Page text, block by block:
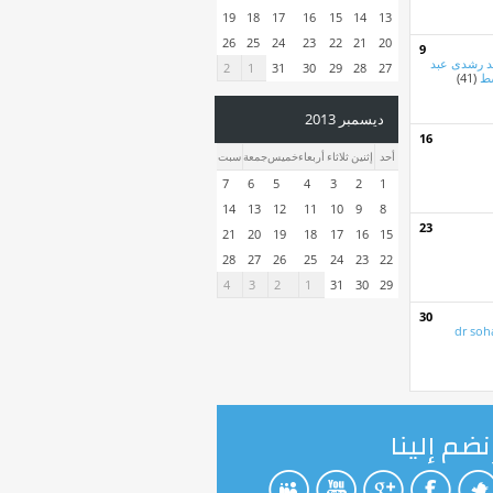
9
رشدى عبد
(41)
16
23
30
dr
13
14
15
16
17
18
19
20
21
22
23
24
25
26
27
28
29
30
31
1
2
ديسمبر 2013
أحد إثنينثلاثاء أربعاءخميسجمعةسبت
1
2
3
4
5
6
7
8
9
10
11
12
13
14
15
16
17
18
19
20
21
22
23
24
25
26
27
28
29
30
31
1
2
3
4
إلينا